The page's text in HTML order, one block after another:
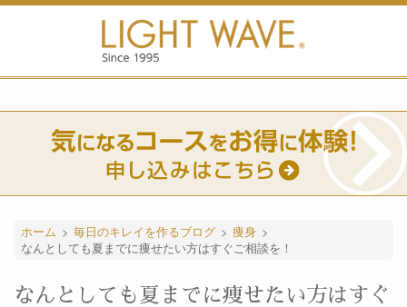
ホーム > 毎日のキレイを作るブログ > 痩身 >
なんとしても夏までに痩せたい方はすぐご相談を！
なんとしても夏までに痩せたい方はすぐ